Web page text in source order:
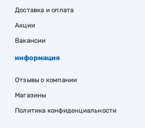
Доставка и оплата
Акции
Вакансии
информация
Отзывы о компании
Магазины
Политика конфиденциальности